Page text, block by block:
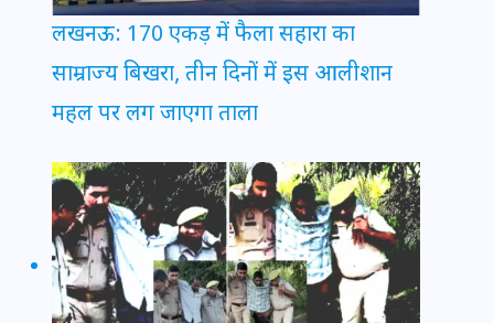
लखनऊ: 170 एकड़ में फैला सहारा का
साम्राज्य बिखरा, तीन दिनों में इस आलीशान
महल पर लग जाएगा ताला